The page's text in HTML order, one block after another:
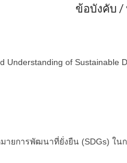
ข้อบังคับ /
Understanding of
มายการพัฒนาที่ยั่งยืน (SDGs) ใ